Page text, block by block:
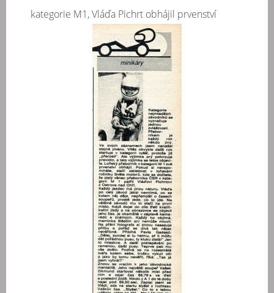
kategorie M1, Vláďa Pichrt obhájil prvenství